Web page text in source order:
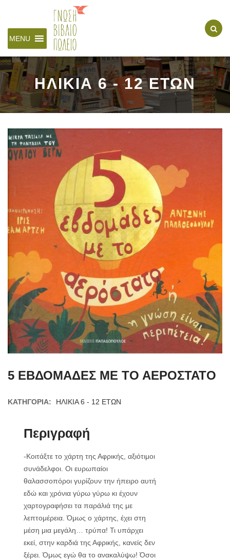
MENU
ΗΛΙΚΙΑ 6 - 12 ΕΤΩΝ
5 ΕΒΔΟΜΑΔΕΣ ΜΕ ΤΟ ΑΕΡΟΣΤΑΤΟ
ΚΑΤΗΓΟΡΊΑ: ΗΛΙΚΙΑ 6 - 12 ΕΤΩΝ
Περιγραφή
-Κοιτάξτε το χάρτη της Αφρικής, αξιότιμοι
συνάδελφοι. Οι ευρωπαίοι
θαλασσοπόροι γυρίζουν την ήπειρο αυτή
εδώ και χρόνια γύρω γύρω κι έχουν
χαρτογραφήσει τα παράλιά της με
λεπτομέρεια. Όμως ο χάρτης, έχει στη
μέση μια μεγάλη… τρύπα! Τι υπάρχει
εκεί, στην καρδιά της Αφρικής, κανείς δεν
ξέρει. Όμως εγώ θα το ανακαλύψω! Όσοι